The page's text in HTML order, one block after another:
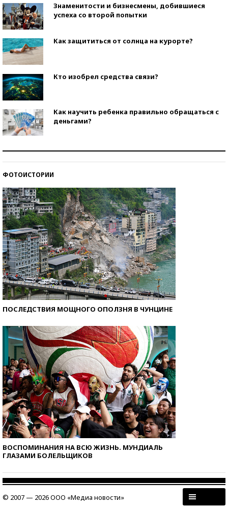
Знаменитости и бизнесмены, добившиеся
успеха со второй попытки
Как защититься от солнца на курорте?
Кто изобрел средства связи?
Как научить ребенка правильно обращаться с
деньгами?
ФОТОИСТОРИИ
ПОСЛЕДСТВИЯ МОЩНОГО ОПОЛЗНЯ В ЧУНЦИНЕ
ВОСПОМИНАНИЯ НА ВСЮ ЖИЗНЬ. МУНДИАЛЬ
ГЛАЗАМИ БОЛЕЛЬЩИКОВ
© 2007 — 2026 ООО «Медиа новости»